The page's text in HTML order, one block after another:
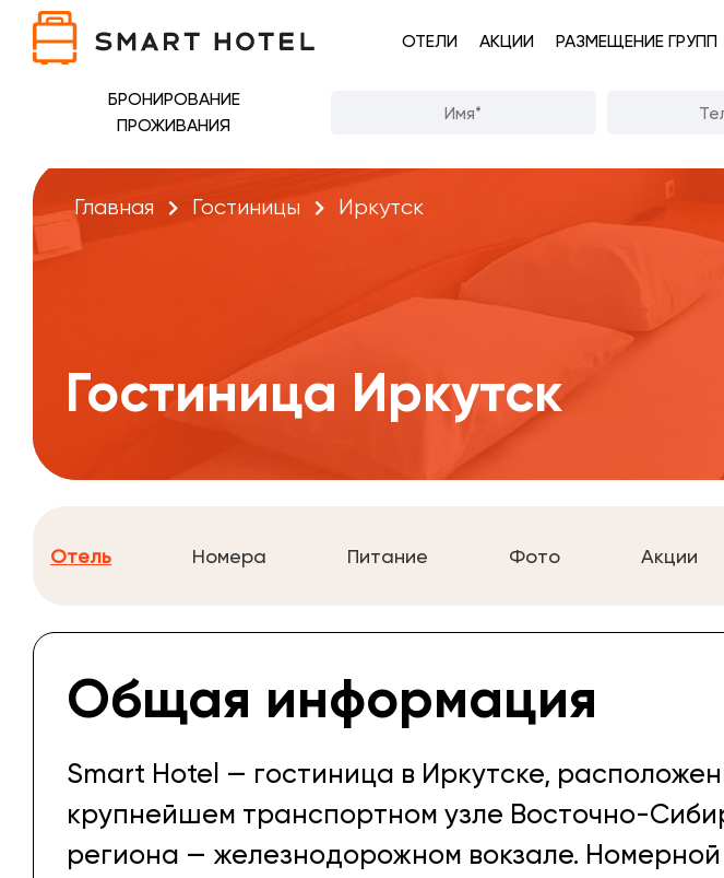
ОТЕЛИ АКЦИИ РАЗМЕЩЕНИЕ ГРУПП
БРОНИРОВАНИЕ
ПРОЖИВАНИЯ
Главная Гостиницы Иркутск
Гостиница Иркутск
Отель Номера Питание Фото Акции
Общая информация
Smart Hotel — гостиница в Иркутске,
крупнейшем транспортном узле Восточно-
региона — железнодорожном вокзале.